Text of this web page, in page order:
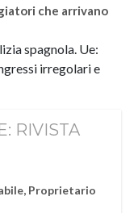
che arrivano
spagnola. Ue:
irregolari e
RIVISTA
Proprietario